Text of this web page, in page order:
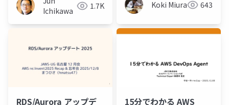
Ichikawa
1.7K Koki Miura 643
RDS/Aurora アップデ
15分でわかる AWS